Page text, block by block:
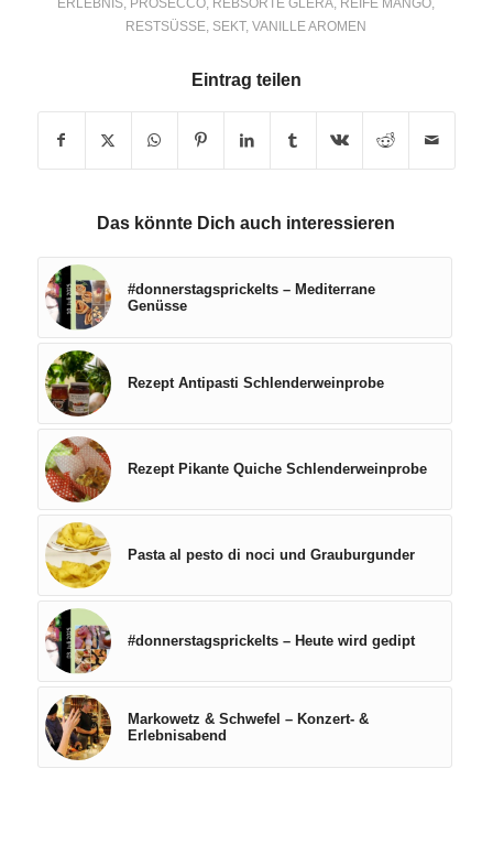
ERLEBNIS
PROSECCO REBSORTE GLERA REIFE MANGO
RESTSÜSSE
SEKT,VANILLE AROMEN
Eintrag teilen
Das könnte Dich auch interessieren
#donnerstagsprickelts – Mediterrane
Genüsse
Rezept Antipasti Schlenderweinprobe
Rezept Pikante Quiche Schlenderweinprobe
Pasta al pesto di noci und Grauburgunder
#donnerstagsprickelts – Heute wird gedipt
Markowetz & Schwefel – Konzert- &
Erlebnisabend